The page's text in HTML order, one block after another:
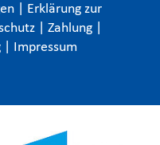
Erklärung zur
Zahlung
Impressum